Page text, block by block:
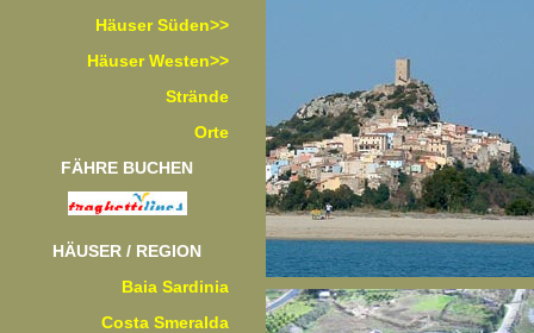
Häuser Süden>>
Häuser Westen>>
Strände
Orte
FÄHRE BUCHEN
HÄUSER / REGION
Baia Sardinia
Costa Smeralda